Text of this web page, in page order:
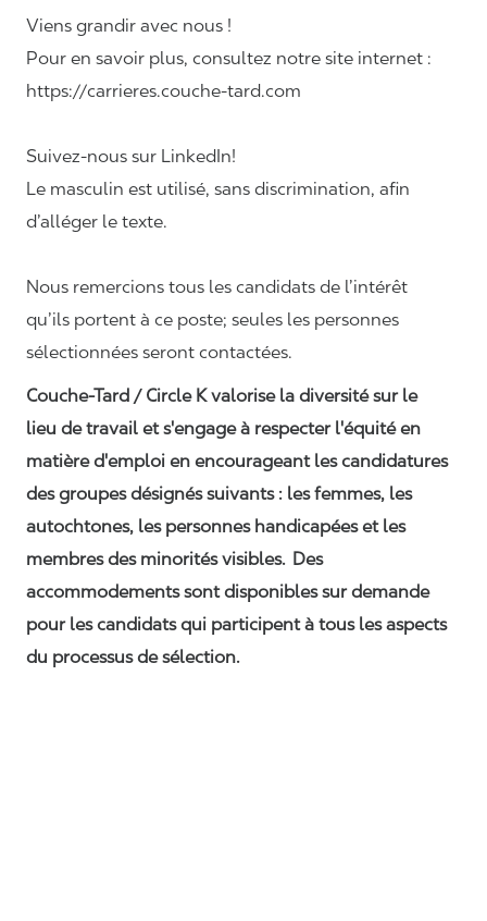
Viens grandir avec nous !
Pour en savoir plus, consultez notre site internet :
https://carrieres.couche-tard.com
Suivez-nous sur LinkedIn!
Le masculin est utilisé, sans discrimination, afin
d’alléger le texte.
Nous remercions tous les candidats de l’intérêt
qu’ils portent à ce poste; seules les personnes
sélectionnées seront contactées.
Couche-Tard / Circle K valorise la diversité sur le
lieu de travail et s'engage à respecter l'équité en
matière d'emploi en encourageant les candidatures
des groupes désignés suivants : les femmes, les
autochtones, les personnes handicapées et les
membres des minorités visibles. Des
accommodements sont disponibles sur demande
pour les candidats qui participent à tous les aspects
du processus de sélection.